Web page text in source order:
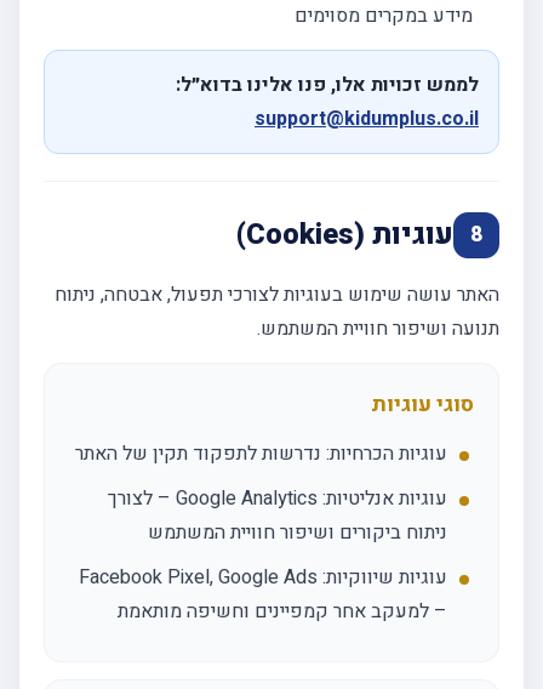
מידע במקרים מסוימים
לממש זכויות אלו, פנו אלינו בדוא״ל:
support@kidumplus.co.il
8 עוגיות (Cookies)
האתר עושה שימוש בעוגיות לצורכי תפעול, אבטחה, ניתוח
תנועה ושיפור חוויית המשתמש.
סוגי עוגיות
עוגיות הכרחיות: נדרשות לתפקוד תקין של האתר
עוגיות אנליטיות: Google Analytics – לצורך
ניתוח ביקורים ושיפור חוויית המשתמש
עוגיות שיווקיות: Facebook Pixel, Google Ads
– למעקב אחר קמפיינים וחשיפה מותאמת